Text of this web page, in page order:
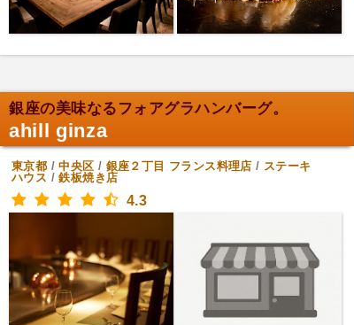
銀座の美味なるフォアグラハンバーグ。
ahill ginza
東京都 /中央区 / 銀座２丁目 フランス料理店 / ステーキ
ハウス /鉄板焼き店
4.3